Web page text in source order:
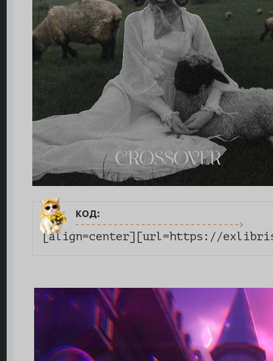
код:
[align=center][url=https://